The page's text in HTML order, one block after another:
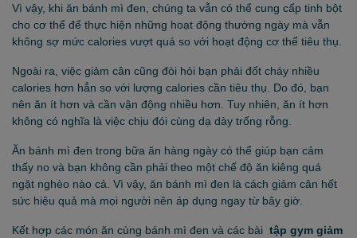
Vì vậy, khi ăn bánh mì đen, chúng ta vẫn có thể cung cấp tinh bột
cho cơ thể để thực hiện những hoạt động thường ngày mà vẫn
không sợ mức calories vượt quá so với hoạt động cơ thể tiêu thụ.
Ngoài ra, việc giảm cân cũng đòi hỏi bạn phải đốt cháy nhiều
calories hơn hẳn so với lượng calories cần tiêu thụ. Do đó, bạn
nên ăn ít hơn và cần vận động nhiều hơn. Tuy nhiên, ăn ít hơn
không có nghĩa là việc chịu đói cùng dạ dày trống rỗng.
Ăn bánh mì đen trong bữa ăn hàng ngày có thể giúp bạn cảm
thấy no và bạn không cần phải theo một chế độ ăn kiêng quá
ngặt nghèo nào cả. Vì vậy, ăn bánh mì đen là cách giảm cân hết
sức hiệu quả mà mọi người nên áp dụng ngay từ bây giờ.
Kết hợp các món ăn cùng bánh mì đen và các bài tập gym giảm